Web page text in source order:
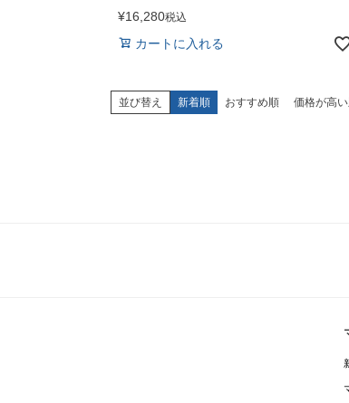
¥16,280税込
カートに入れる
並び替え 新着順 おすすめ順 価格が高